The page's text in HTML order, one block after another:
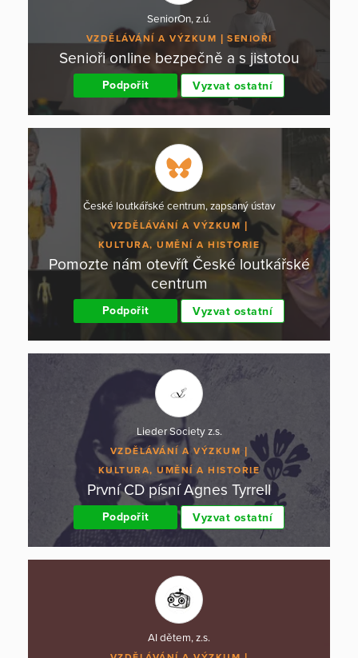
SeniorOn, z.ú.
VZDĚLÁVÁNÍ A VÝZKUM SENIOŘI
Senioři online bezpečně a s jistotou
Podpořit Vyzvat ostatní
České loutkářské centrum, zapsaný ústav
VZDĚLÁVÁNÍ A VÝZKUM
KULTURA, UMĚNÍ A HISTORIE
Pomozte nám otevřít České loutkářské
centrum
Podpořit Vyzvat ostatní
Lieder Society z.s.
VZDĚLÁVÁNÍ A VÝZKUM
KULTURA, UMĚNÍ A HISTORIE
První CD písní Agnes Tyrrell
Podpořit Vyzvat ostatní
AI dětem, z.s.